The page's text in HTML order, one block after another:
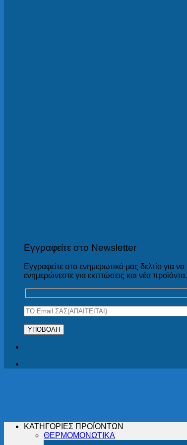
Εγγραφείτε στο Newsletter
Εγγραφείτε στο ενημερωτικό μας δελτίο για να
ενημερώνεστε για εκπτώσεις και νέα προϊόντα.
ΚΑΤΗΓΟΡΙΕΣ ΠΡΟΪΟΝΤΩΝ
ΘΕΡΜΟΜΟΝΩΤΙΚΑ